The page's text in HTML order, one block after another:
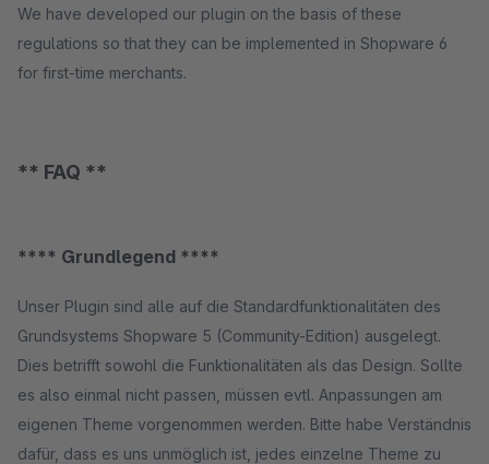
We have developed our plugin on the basis of these
regulations so that they can be implemented in Shopware 6
for first-time merchants.
** FAQ **
**** Grundlegend ****
Unser Plugin sind alle auf die Standardfunktionalitäten des
Grundsystems Shopware 5 (Community-Edition) ausgelegt.
Dies betrifft sowohl die Funktionalitäten als das Design. Sollte
es also einmal nicht passen, müssen evtl. Anpassungen am
eigenen Theme vorgenommen werden. Bitte habe Verständnis
dafür, dass es uns unmöglich ist, jedes einzelne Theme zu